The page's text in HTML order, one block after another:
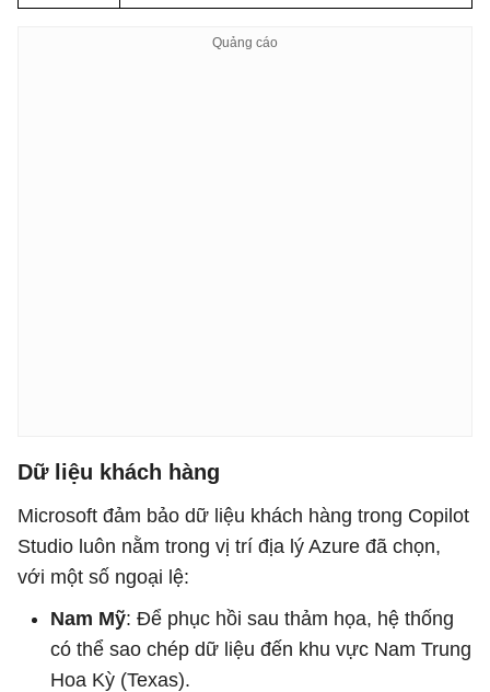
Dữ liệu khách hàng
Microsoft đảm bảo dữ liệu khách hàng trong Copilot
Studio luôn nằm trong vị trí địa lý Azure đã chọn,
với một số ngoại lệ:
Nam Mỹ: Để phục hồi sau thảm họa, hệ thống
có thể sao chép dữ liệu đến khu vực Nam Trung
Hoa Kỳ (Texas).